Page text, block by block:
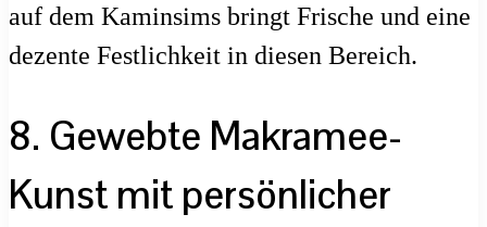
auf dem Kaminsims bringt Frische und eine
dezente Festlichkeit in diesen Bereich.
8. Gewebte Makramee-
Kunst mit persönlicher